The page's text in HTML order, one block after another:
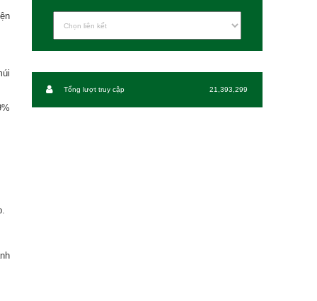
Tổng lượt truy cập 21,393,299